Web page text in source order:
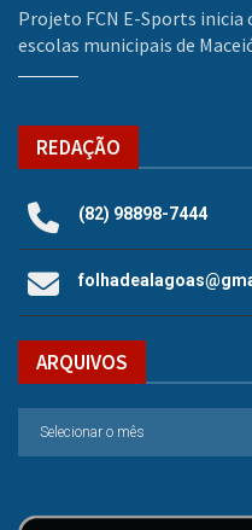
Projeto FCN E-Sports
escolas municipais de
REDAÇÃO
(82) 98898-7444
ARQUIVOS